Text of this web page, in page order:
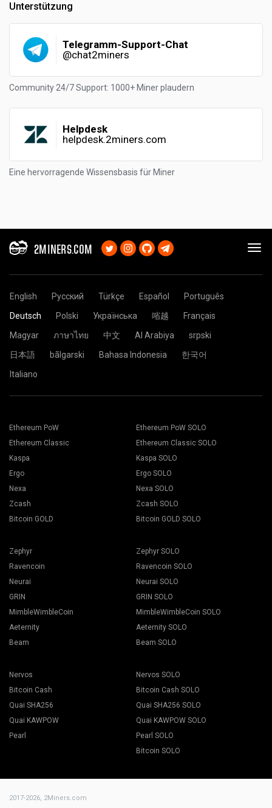
Unterstützung
Telegramm-Support-Chat
@chat2miners
Community 24/7 Support: 1000+ Miner plaudern
Helpdesk
helpdesk.2miners.com
Eine hervorragende Wissensbasis für Miner
2MINERS.COM
English Русский Türkçe Español
Português
Deutsch
Polski Українська 㗂越
Français
Magyar
ภาษาไทย 中文 Al Arabiya
srpski
日本語
bãlgarski Bahasa Indonesia
한국어
Italiano
Ethereum PoW
Ethereum Classic
Kaspa
Ergo
Nexa
Zcash
Bitcoin GOLD
Ethereum PoW SOLO
Ethereum Classic SOLO
Kaspa SOLO
Ergo SOLO
Nexa SOLO
Zcash SOLO
Bitcoin GOLD SOLO
Zephyr
Ravencoin
Neurai
GRIN
MimbleWimbleCoin
Aeternity
Beam
Zephyr SOLO
Ravencoin SOLO
Neurai SOLO
GRIN SOLO
MimbleWimbleCoin SOLO
Aeternity SOLO
Beam SOLO
Nervos
Bitcoin Cash
Quai SHA256
Quai KAWPOW
Pearl
Nervos SOLO
Bitcoin Cash SOLO
Quai SHA256 SOLO
Quai KAWPOW SOLO
Pearl SOLO
Bitcoin SOLO
2017-2026, 2Miners.com